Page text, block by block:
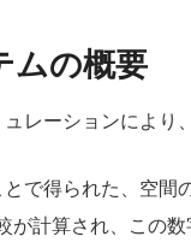
ムの概要
レーションにより
で得られた、空間
が計算され、この